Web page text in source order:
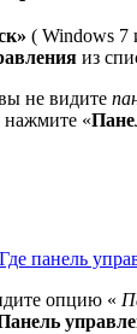
( Windows 7
из
не видите
нажмите «
Где панель
опцию «